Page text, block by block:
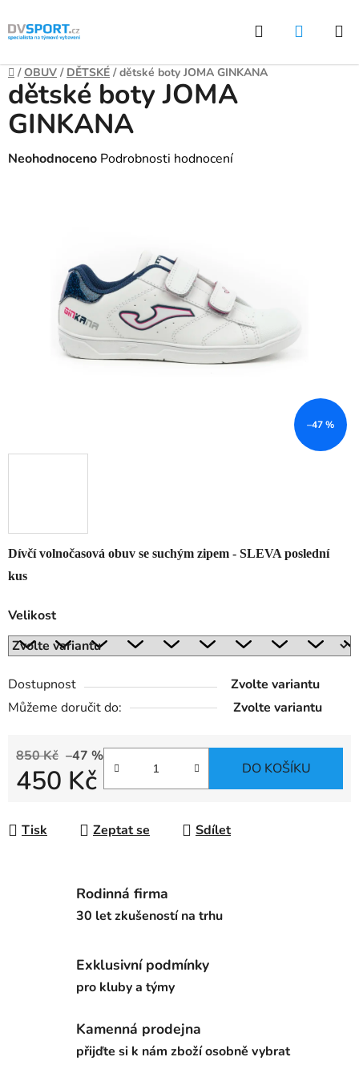
Přejít
na
Hledat
Domů
/ OBUV / DĚTSKÉ / dětské boty JOMA GINKANA
Dívčí volnočasová obuv se suchým zipem - SLEVA poslední
kus
Velikost
Dostupnost
Zvolte variantu
Můžeme doručit do:
Zvolte variantu
850 Kč –47 %
450 Kč DO KOŠÍKU
Tisk Zeptat se Sdílet
dětské boty JOMA
GINKANA
Průměrné
hvězdiček.
Neohodnoceno Podrobnosti hodnocení
–47 %
Rodinná firma
30 let zkušeností na trhu
Exklusivní podmínky
pro kluby a týmy
Kamenná prodejna
přijďte si k nám zboží osobně vybrat